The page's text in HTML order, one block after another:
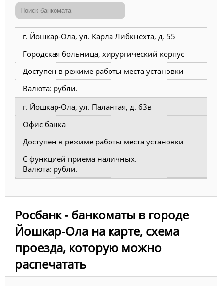
г. Йошкар-Ола, ул. Карла Либкнехта, д. 55
Городская больница, хирургический корпус
Доступен в режиме работы места установки
Валюта: рубли.
г. Йошкар-Ола, ул. Палантая, д. 63в
Офис банка
Доступен в режиме работы места установки
С функцией приема наличных.
Валюта: рубли.
Росбанк - банкоматы в городе
Йошкар-Ола на карте, схема
проезда, которую можно
распечатать